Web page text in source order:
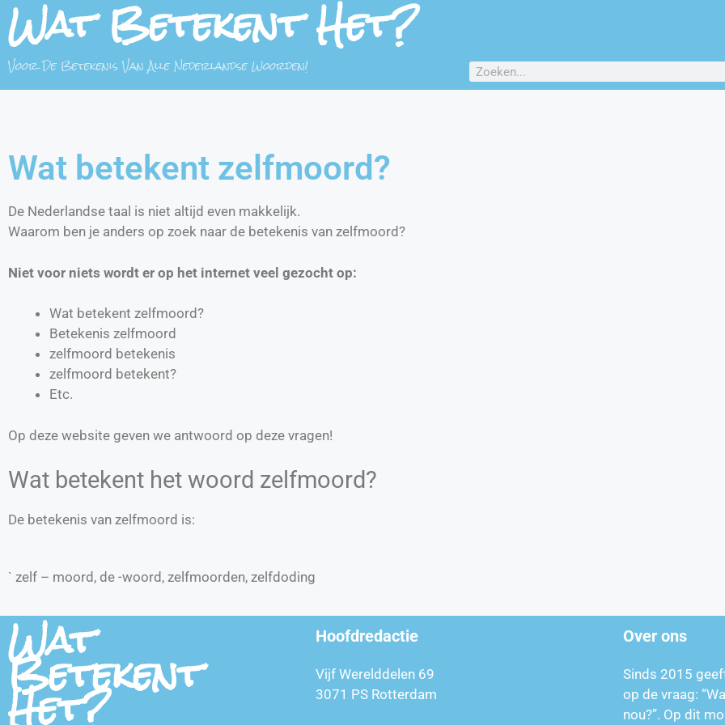
Wat Betekent Het?
Voor De Betekenis Van Alle Nederlandse Woorden!
Wat betekent zelfmoord?
De Nederlandse taal is niet altijd even makkelijk.
Waarom ben je anders op zoek naar de betekenis van zelfmoord?
Niet voor niets wordt er op het internet veel gezocht op:
Wat betekent zelfmoord?
Betekenis zelfmoord
zelfmoord betekenis
zelfmoord betekent?
Etc.
Op deze website geven we antwoord op deze vragen!
Wat betekent het woord zelfmoord?
De betekenis van zelfmoord is:
` zelf – moord, de -woord, zelfmoorden, zelfdoding
Wat
Betekent
Het?
Hoofdredactie
Vijf Werelddelen 69
3071 PS Rotterdam
Over ons
Sinds 2015
op de vraag:
nou?”. Op dit